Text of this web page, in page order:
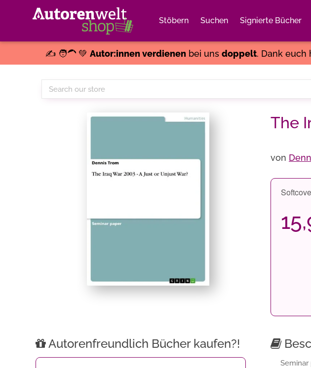
Stöbern Suchen Signierte Bücher
✍️ 🧑‍🦱 💚 Autor:innen verdienenbei uns doppelt. Dank euch
Search
our
The
von
Autorenfreundlich Bücher kaufen?!
Seminar